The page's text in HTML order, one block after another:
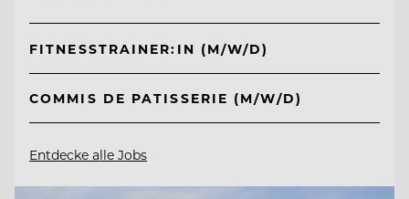
FITNESSTRAINER:IN (M/W/D)
COMMIS DE PATISSERIE (M/W/D)
Entdecke alle Jobs